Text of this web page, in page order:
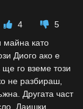
4
5
майна като
Диого ако е
го вземе този
не разбираш,
Другата част
Лаишки.